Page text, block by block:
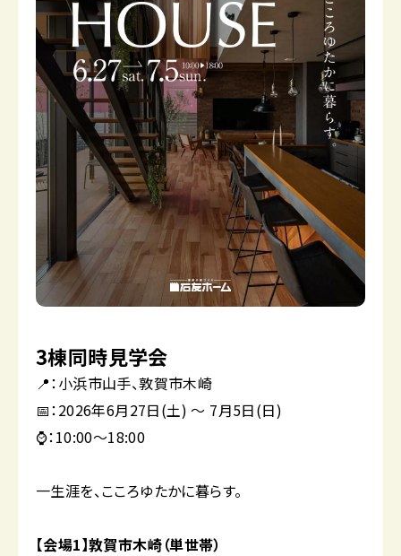
3棟同時見学会
📍：小浜市山手、敦賀市木崎
📅：2026年6月27日(土) 〜 7月5日(日)
⌚：10:00～18:00
一生涯を、こころゆたかに暮らす。
【会場1】敦賀市木崎（単世帯）